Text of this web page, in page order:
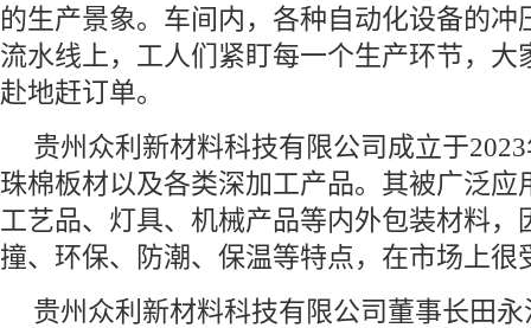
的生产景象。车间内，各种自动化设备的冲
流水线上，工人们紧盯每一个生产环节，大
赴地赶订单。
贵州众利新材料科技有限公司成立于
珠棉板材以及各类深加工产品。其被广泛应
工艺品、灯具、机械产品等内外包装材料，
撞、环保、防潮、保温等特点，在市场上很
贵州众利新材料科技有限公司董事长田